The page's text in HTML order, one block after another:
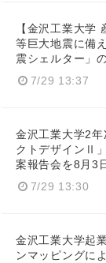
【金沢工業大学
等巨大地震に備
震シェルター」
7/29 13:37
金沢工業大学2年
クトデザインⅡ
案報告会を8月3
7/29 13:30
金沢工業大学起
ンマッピングに